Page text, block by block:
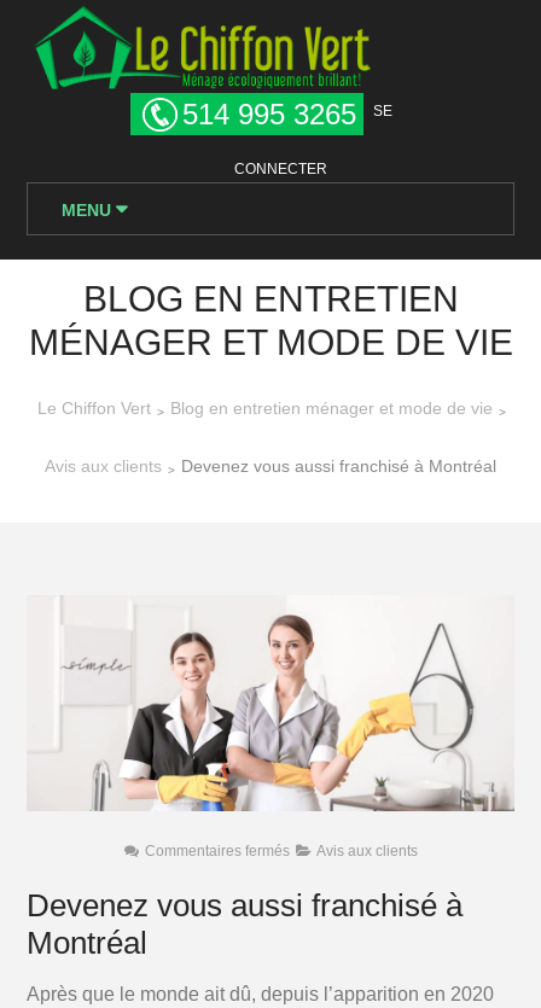
514 995 3265 SE
CONNECTER
MENU
BLOG EN ENTRETIEN
MÉNAGER ET MODE DE VIE
Le Chiffon Vert > Blog en entretien ménager et mode de vie >
Avis aux clients > Devenez vous aussi franchisé à Montréal
Commentaires ferméssur
aussi
franchisé
Avis aux clients
Devenez vous aussi franchisé à
Montréal
Après que le monde ait dû, depuis l’apparition en 2020